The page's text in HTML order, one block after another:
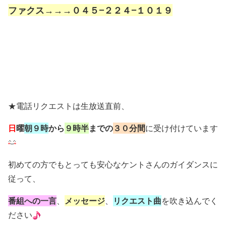
ファクス→→→０４５−２２４−１０１９
★電話リクエストは生放送直前、
日曜朝９時から ９時半までの３０分間に受け付けています
初めての方でもとっても安心なケントさんのガイダンスに
従って、
番組への一言、 メッセージ、 リクエスト曲を吹き込んでく
ださい